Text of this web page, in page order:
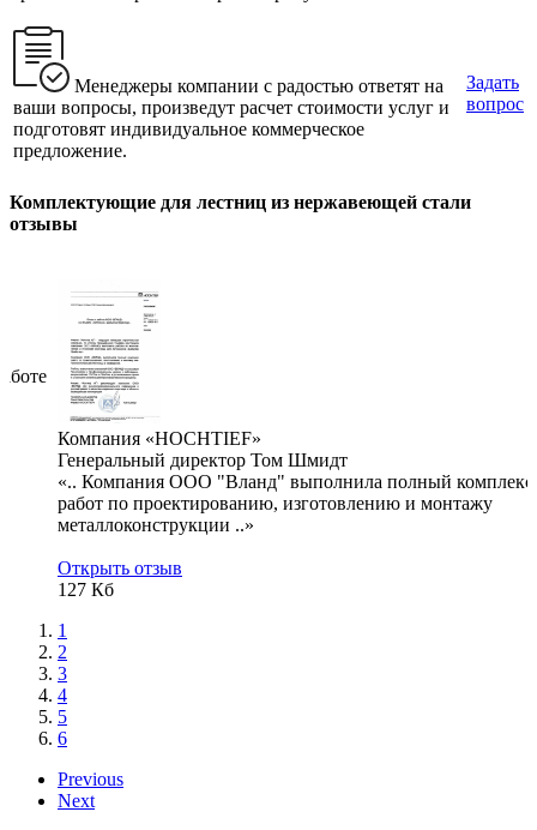
Менеджеры компании с радостью ответят на
ваши вопросы, произведут расчет стоимости услуг и
подготовят индивидуальное коммерческое
предложение.
Задать
вопрос
Комплектующие для лестниц из нержавеющей стали
отзывы
Компания «HOCHTIEF»
Генеральный директор Том Шмидт
«.. Компания ООО "Вланд" выполнила полный комплекс
работ по проектированию, изготовлению и монтажу
металлоконструкции ..»
Открыть отзыв
127 Кб
1
2
3
4
5
6
Previous
Next